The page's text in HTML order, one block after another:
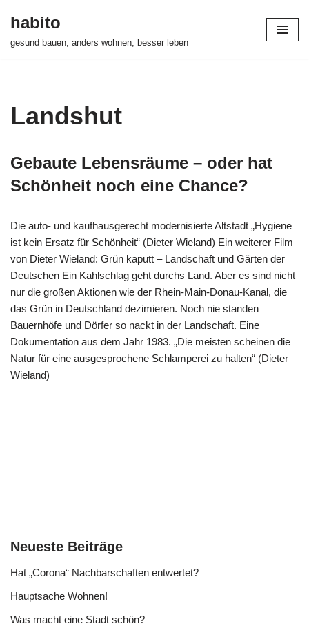
habito
gesund bauen, anders wohnen, besser leben
Landshut
Gebaute Lebensräume – oder hat
Schönheit noch eine Chance?
Die auto- und kaufhausgerecht modernisierte Altstadt „Hygiene
ist kein Ersatz für Schönheit“ (Dieter Wieland) Ein weiterer Film
von Dieter Wieland: Grün kaputt – Landschaft und Gärten der
Deutschen Ein Kahlschlag geht durchs Land. Aber es sind nicht
nur die großen Aktionen wie der Rhein-Main-Donau-Kanal, die
das Grün in Deutschland dezimieren. Noch nie standen
Bauernhöfe und Dörfer so nackt in der Landschaft. Eine
Dokumentation aus dem Jahr 1983. „Die meisten scheinen die
Natur für eine ausgesprochene Schlamperei zu halten“ (Dieter
Wieland)
Neueste Beiträge
Hat „Corona“ Nachbarschaften entwertet?
Hauptsache Wohnen!
Was macht eine Stadt schön?